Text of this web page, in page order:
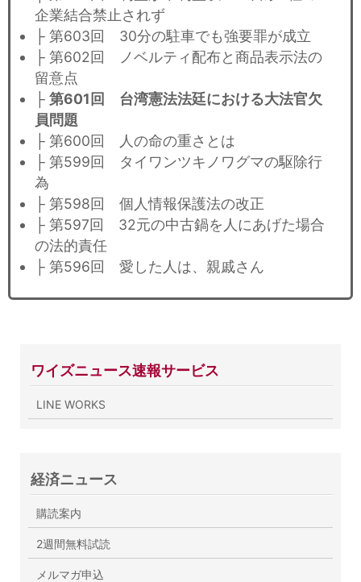
企業結合禁止されず
├ 第603回 30分の駐車でも強要罪が成立
├ 第602回 ノベルティ配布と商品表示法の
留意点
├ 第601回 台湾憲法法廷における大法官欠
員問題
├ 第600回 人の命の重さとは
├ 第599回 タイワンツキノワグマの駆除行
為
├ 第598回 個人情報保護法の改正
├ 第597回 32元の中古鍋を人にあげた場合
の法的責任
├ 第596回 愛した人は、親戚さん
ワイズニュース速報サービス
LINE WORKS
経済ニュース
購読案内
2週間無料試読
メルマガ申込